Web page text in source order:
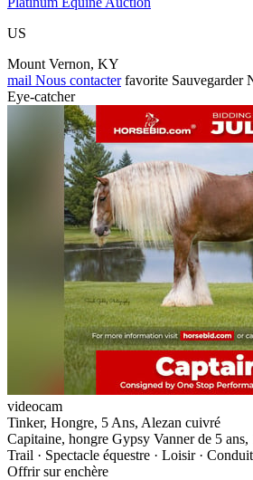
US
Mount Vernon, KY
mail Nous contacter favorite Sauvegarder
Eye-catcher
videocam
Tinker, Hongre, 5 Ans, Alezan cuivré
Capitaine, hongre Gypsy Vanner de 5
Trail · Spectacle équestre · Loisir ·
Offrir sur enchère